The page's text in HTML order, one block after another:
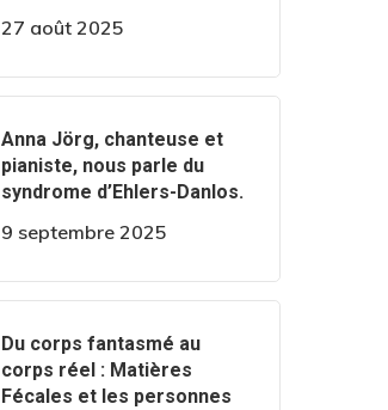
27 août 2025
Anna Jörg, chanteuse et
pianiste, nous parle du
syndrome d’Ehlers-Danlos.
9 septembre 2025
Du corps fantasmé au
corps réel : Matières
Fécales et les personnes